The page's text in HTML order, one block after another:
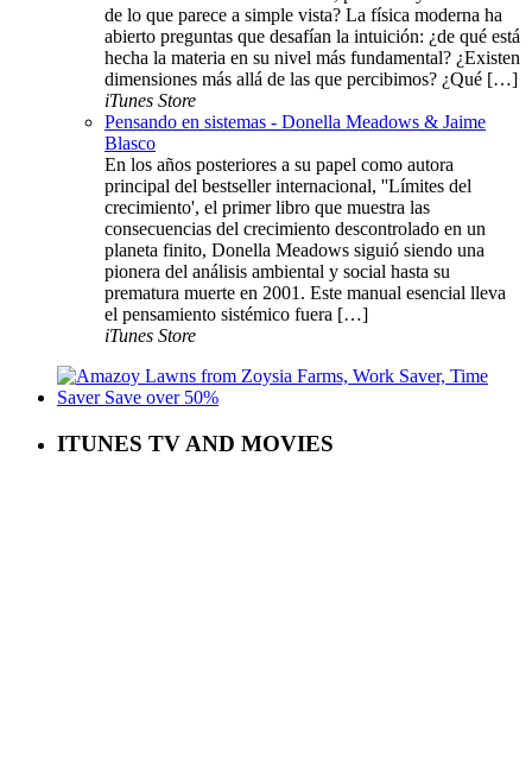
de lo que parece a simple vista? La física moderna ha
abierto preguntas que desafían la intuición: ¿de qué está
hecha la materia en su nivel más fundamental? ¿Existen
dimensiones más allá de las que percibimos? ¿Qué […]
iTunes Store
Pensando en sistemas - Donella Meadows & Jaime
Blasco
En los años posteriores a su papel como autora
principal del bestseller internacional, ''Límites del
crecimiento', el primer libro que muestra las
consecuencias del crecimiento descontrolado en un
planeta finito, Donella Meadows siguió siendo una
pionera del análisis ambiental y social hasta su
prematura muerte en 2001. Este manual esencial lleva
el pensamiento sistémico fuera […]
iTunes Store
ITUNES TV AND MOVIES